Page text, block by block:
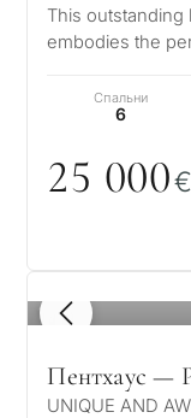
This outstanding
embodies the
Спальни
6
25 000€
1 / 8
Пентхаус —
UNIQUE AND